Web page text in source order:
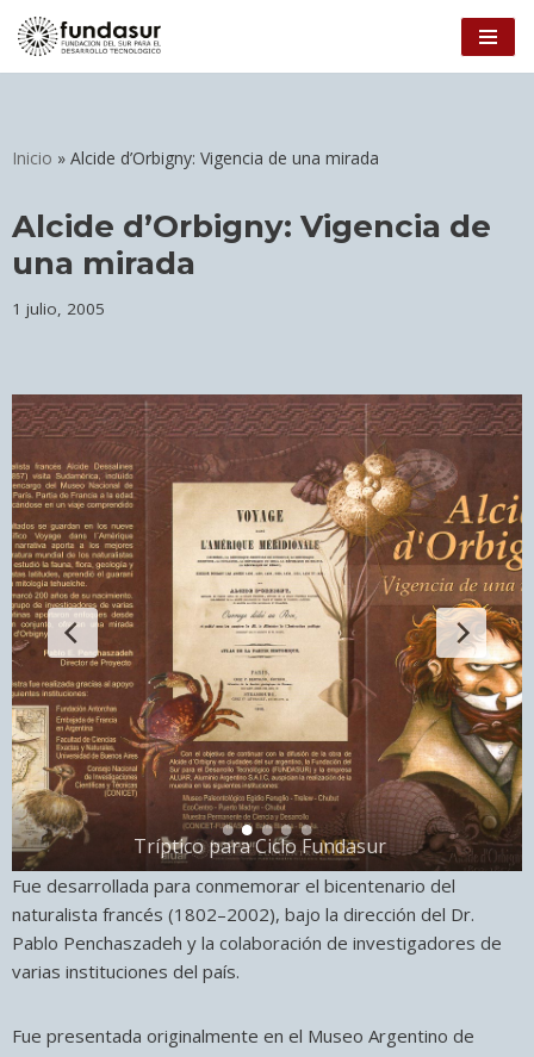
Inicio » Alcide d’Orbigny: Vigencia de una mirada
Alcide d’Orbigny: Vigencia de
una mirada
1 julio, 2005
Tríptico para Ciclo Fundasur
Fue desarrollada para conmemorar el bicentenario del
naturalista francés (1802–2002), bajo la dirección del Dr.
Pablo Penchaszadeh y la colaboración de investigadores de
varias instituciones del país.
Fue presentada originalmente en el Museo Argentino de